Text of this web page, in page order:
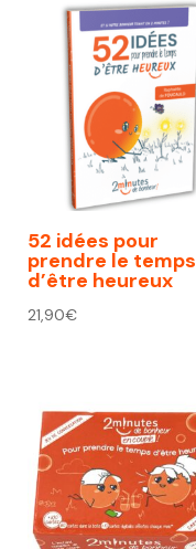
52 idées pour
prendre le temps
d’être heureux
21,90€